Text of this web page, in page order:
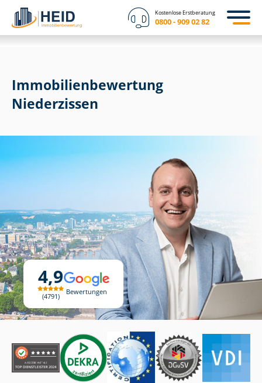
Kostenlose Erstberatung
0800 - 909 02 82
4,9
4791
Bewertungen
Immobilien­bewertung
Niederzissen